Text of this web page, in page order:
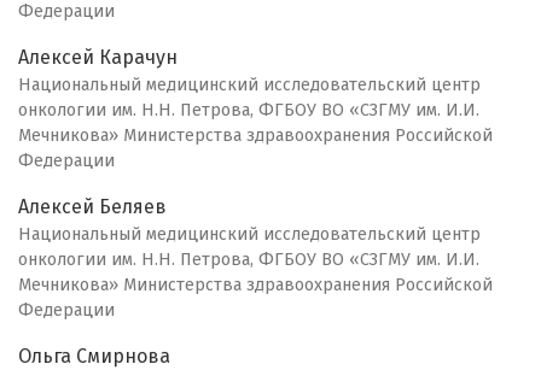
Федерации
Алексей Карачун
Национальный медицинский исследовательский центр
онкологии им. Н.Н. Петрова, ФГБОУ ВО «СЗГМУ им. И.И.
Мечникова» Министерства здравоохранения Российской
Федерации
Алексей Беляев
Национальный медицинский исследовательский центр
онкологии им. Н.Н. Петрова, ФГБОУ ВО «СЗГМУ им. И.И.
Мечникова» Министерства здравоохранения Российской
Федерации
Ольга Смирнова